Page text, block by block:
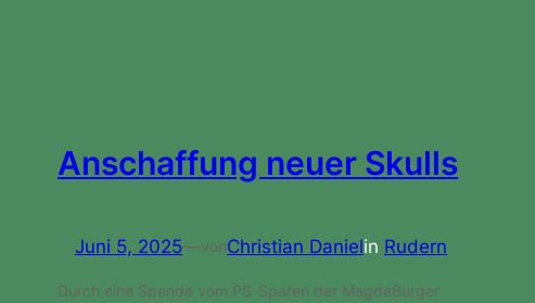
Anschaffung neuer Skulls
Juni 5, 2025—vonChristian Danielin Rudern
Durch eine Spende vom PS-Sparen der MagdeBurger